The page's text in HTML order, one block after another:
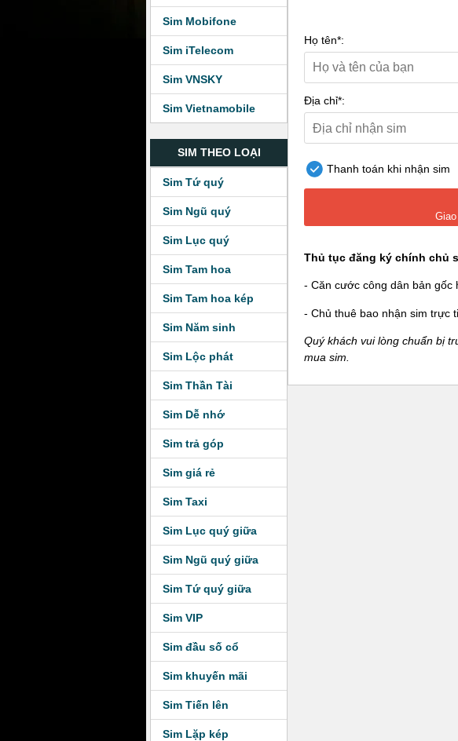
Sim Mobifone
Sim iTelecom
Sim VNSKY
Sim Vietnamobile
SIM THEO LOẠI
Sim Tứ quý
Sim Ngũ quý
Sim Lục quý
Sim Tam hoa
Sim Tam hoa kép
Sim Năm sinh
Sim Lộc phát
Sim Thần Tài
Sim Dễ nhớ
Sim trả góp
Sim giá rẻ
Sim Taxi
Sim Lục quý giữa
Sim Ngũ quý giữa
Sim Tứ quý giữa
Sim VIP
Sim đầu số cổ
Sim khuyến mãi
Sim Tiến lên
Sim Lặp kép
Họ tên*:
Địa chỉ*:
Thanh toán khi nhận sim
Thủ tục đăng ký chính chủ
- Căn cước công dân bản gốc
- Chủ thuê bao nhận sim trực
Quý khách vui lòng chuẩn bị
mua sim.